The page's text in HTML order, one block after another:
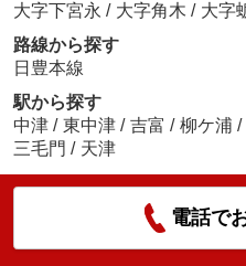
大字下宮永 / 大字角木 / 大字
路線から探す
日豊本線
駅から探す
中津 / 東中津 / 吉富 / 柳ケ浦 /
三毛門 / 天津
電話で